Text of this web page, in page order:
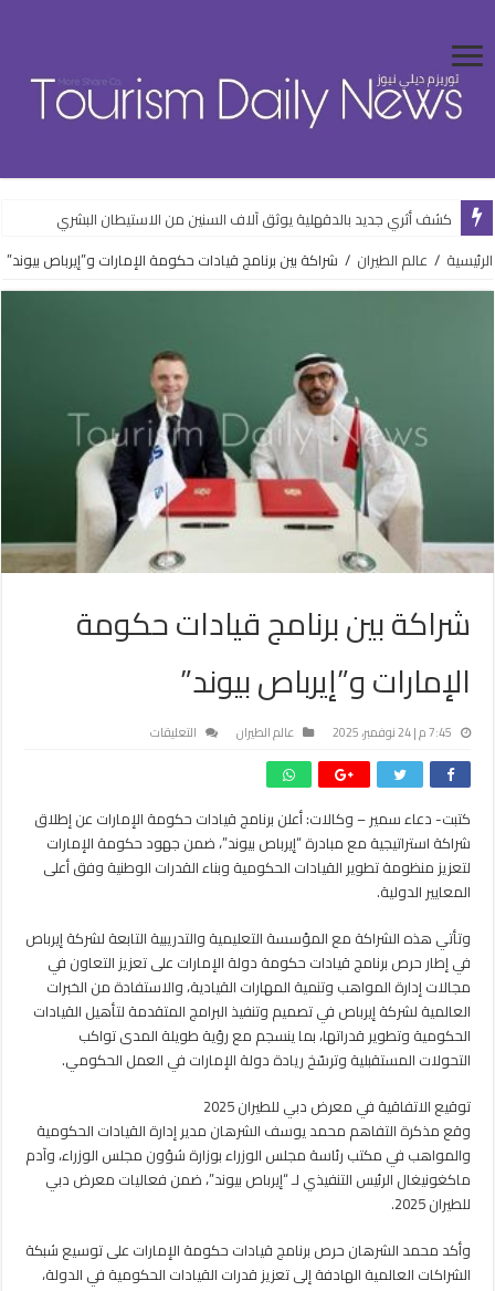
كشف أثري جديد بالدقهلية يوثق آلاف السنين من الاستيطان البشري
الرئيسية / عالم الطيران / شراكة بين برنامج قيادات حكومة الإمارات و”إيرباص بيوند”
شراكة بين برنامج قيادات حكومة
الإمارات و”إيرباص بيوند”
7:45 م | 24 نوفمبر، 2025 عالم الطيران التعليقات
قيادات
حكومة
الإمارات
مغلقة
كتبت- دعاء سمير – وكالات: أعلن برنامج قيادات حكومة الإمارات عن إطلاق
شراكة استراتيجية مع مبادرة “إيرباص بيوند”، ضمن جهود حكومة الإمارات
لتعزيز منظومة تطوير القيادات الحكومية وبناء القدرات الوطنية وفق أعلى
المعايير الدولية.
وتأتي هذه الشراكة مع المؤسسة التعليمية والتدريبية التابعة لشركة إيرباص
في إطار حرص برنامج قيادات حكومة دولة الإمارات على تعزيز التعاون في
مجالات إدارة المواهب وتنمية المهارات القيادية، والاستفادة من الخبرات
العالمية لشركة إيرباص في تصميم وتنفيذ البرامج المتقدمة لتأهيل القيادات
الحكومية وتطوير قدراتها، بما ينسجم مع رؤية طويلة المدى تواكب
التحولات المستقبلية وترسّخ ريادة دولة الإمارات في العمل الحكومي.
توقيع الاتفاقية في معرض دبي للطيران 2025
وقع مذكرة التفاهم محمد يوسف الشرهان مدير إدارة القيادات الحكومية
والمواهب في مكتب رئاسة مجلس الوزراء بوزارة شؤون مجلس الوزراء، وآدم
ماكغونيغال الرئيس التنفيذي لـ “إيرباص بيوند”، ضمن فعاليات معرض دبي
للطيران 2025.
وأكد محمد الشرهان حرص برنامج قيادات حكومة الإمارات على توسيع شبكة
الشراكات العالمية الهادفة إلى تعزيز قدرات القيادات الحكومية في الدولة،